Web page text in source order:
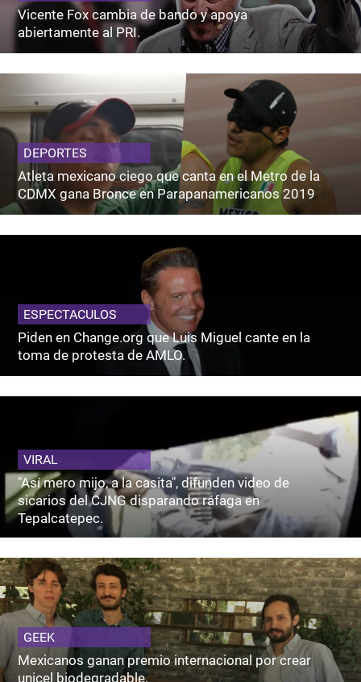
Vicente Fox cambia de bando y apoya
abiertamente al PRI.
DEPORTES
Atleta mexicano ciego que canta en el Metro de la
CDMX gana Bronce en Parapanamericanos 2019
ESPECTACULOS
Piden en Change.org que Luis Miguel cante en la
toma de protesta de AMLO.
VIRAL
"Así mero mijo, a la casita", difunden video de
sicarios del CJNG disparando ráfaga en
Tepalcatepec.
GEEK
Mexicanos ganan premio internacional por crear
unicel biodegradable.